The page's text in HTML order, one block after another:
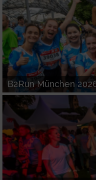
B2Run München